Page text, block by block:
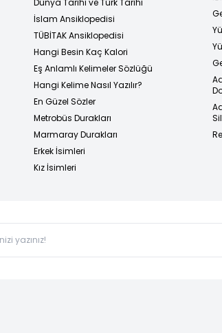
İslam Ansiklopedisi
TÜBİTAK Ansiklopedisi
Hangi Besin Kaç Kalori
Eş Anlamlı Kelimeler Sözlüğü
Hangi Kelime Nasıl Yazılır?
En Güzel Sözler
Metrobüs Durakları
Marmaray Durakları
Erkek İsimleri
Kız İsimleri